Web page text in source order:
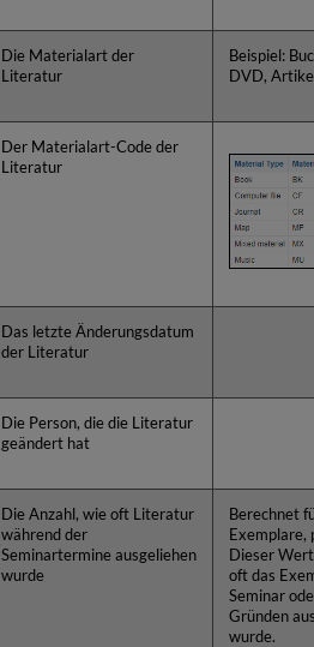
Die Materialart der
Literatur
Beispiel:
DVD,
Der Materialart-Code der
Literatur
Das letzte Änderungsdatum
der Literatur
Die Person, die die Literatur
geändert hat
Die Anzahl, wie oft Literatur
während der
Seminartermine ausgeliehen
wurde
Berechnet
Exemplare,
Dieser
oft das
Seminar
Gründen
wurde.